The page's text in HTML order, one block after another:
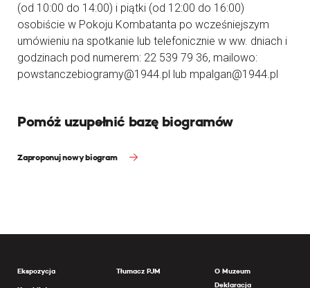
(od 10:00 do 14:00) i piątki (od 12:00 do 16:00)
osobiście w Pokoju Kombatanta po wcześniejszym
umówieniu na spotkanie lub telefonicznie w ww. dniach i
godzinach pod numerem: 22 539 79 36, mailowo:
powstanczebiogramy@1944.pl lub mpalgan@1944.pl
Pomóż uzupełnić bazę biogramów
Zaproponuj nowy biogram
Ekspozycja Tłumacz PJM
O Muzeum
Deklaracja